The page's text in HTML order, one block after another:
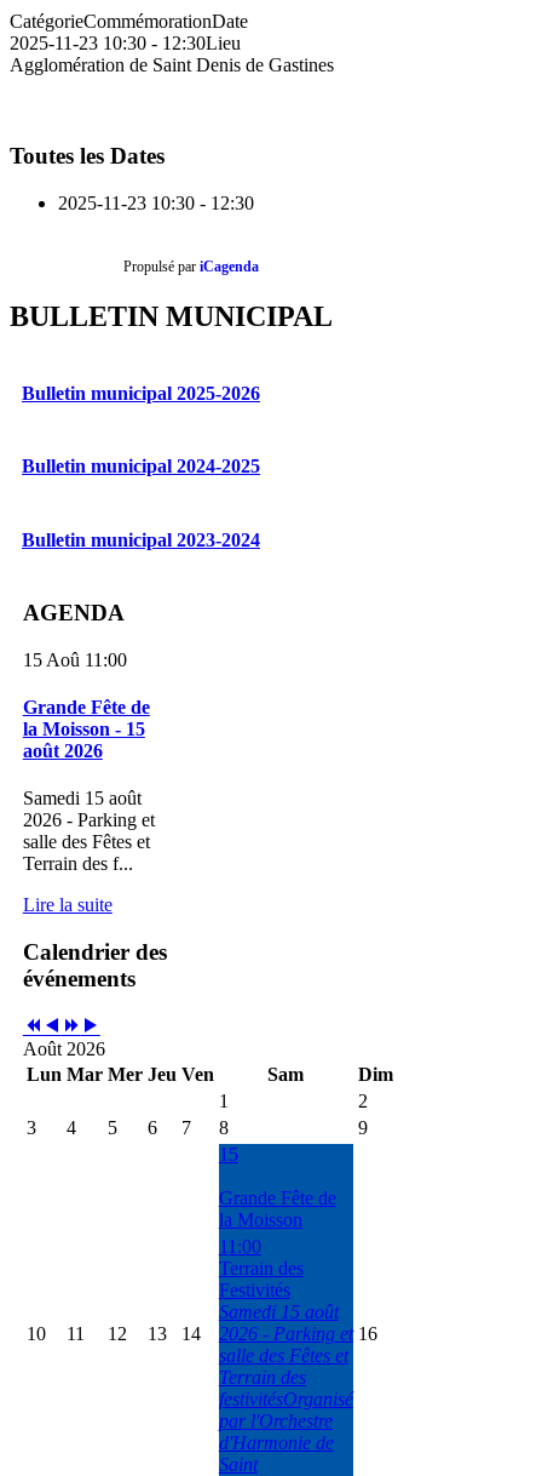
CatégorieCommémorationDate
2025-11-23 10:30 - 12:30Lieu
Agglomération de Saint Denis de Gastines
Toutes les Dates
2025-11-23 10:30 - 12:30
Propulsé pariCagenda
BULLETIN MUNICIPAL
Bulletin municipal 2025-2026
Bulletin municipal 2024-2025
Bulletin municipal 2023-2024
AGENDA
15 Aoû 11:00
Grande Fête de
la Moisson - 15
août 2026
Samedi 15 août
2026 - Parking et
salle des Fêtes et
Terrain des f...
Lire la suite
Calendrier des
événements
Août 2026
Lun Mar Mer Jeu Ven Sam
Dim
1
2
3
4 5 6 7 8 9
10 11 12 13 14
15
Grande Fête de
la Moisson
11:00
Terrain des
Festivités
Samedi 15 août
2026 - Parking et
salle des Fêtes et
Terrain des
festivitésOrganisé
par l'Orchestre
d'Harmonie de
Saint
16